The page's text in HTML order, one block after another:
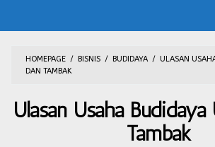
HOMEPAGE / BISNIS / BUDIDAYA / ULASAN
DAN TAMBAK
Ulasan Usaha
Tambak